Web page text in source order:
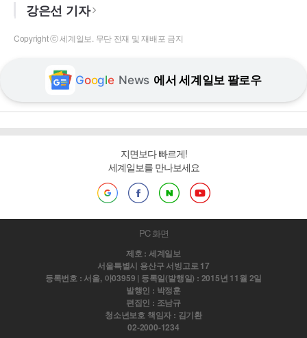
강은선 기자
Copyright ⓒ 세계일보. 무단 전재 및 재배포 금지
Google News 에서 세계일보 팔로우
지면보다 빠르게!
세계일보를 만나보세요
PC 화면
제호 : 세계일보
서울특별시 용산구 서빙고로 17
등록번호 : 서울, 아03959 | 등록일(발행일) : 2015년 11월 2일
발행인 : 박정훈
편집인 : 조남규
청소년보호 책임자 : 김기환
02-2000-1234